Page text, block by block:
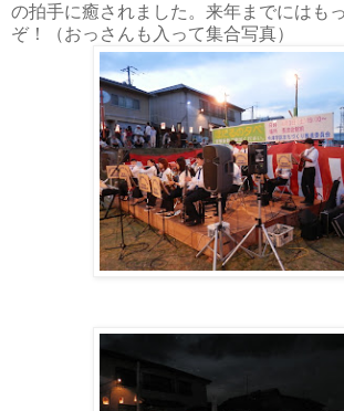
の拍手に癒されました。来年までにはも
ぞ！（おっさんも入って集合写真）